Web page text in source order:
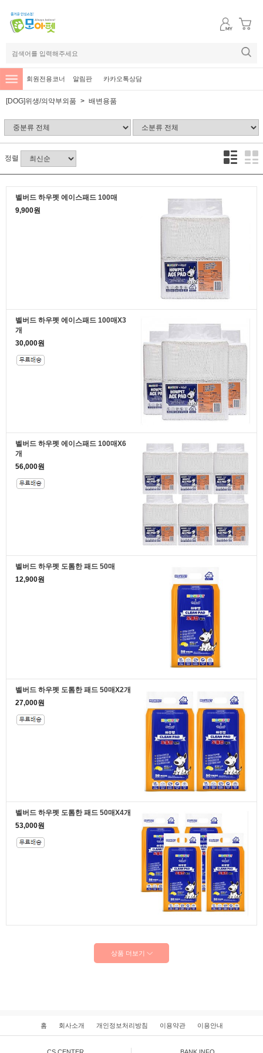
회원전용코너 알림판 카카오톡상담
[DOG]위생/의약부외품 배변용품
정렬
벨버드 하우펫 에이스패드 100매
9,900원
벨버드 하우펫 에이스패드 100매X3
개
30,000원
벨버드 하우펫 에이스패드 100매X6
개
56,000원
벨버드 하우펫 도톰한 패드 50매
12,900원
벨버드 하우펫 도톰한 패드 50매X2개
27,000원
벨버드 하우펫 도톰한 패드 50매X4개
53,000원
상품 더보기
홈 회사소개 개인정보처리방침 이용약관 이용안내